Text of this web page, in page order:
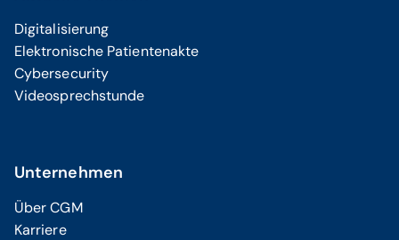
Digitalisierung
Elektronische Patientenakte
Cybersecurity
Videosprechstunde
Unternehmen
Über CGM
Karriere